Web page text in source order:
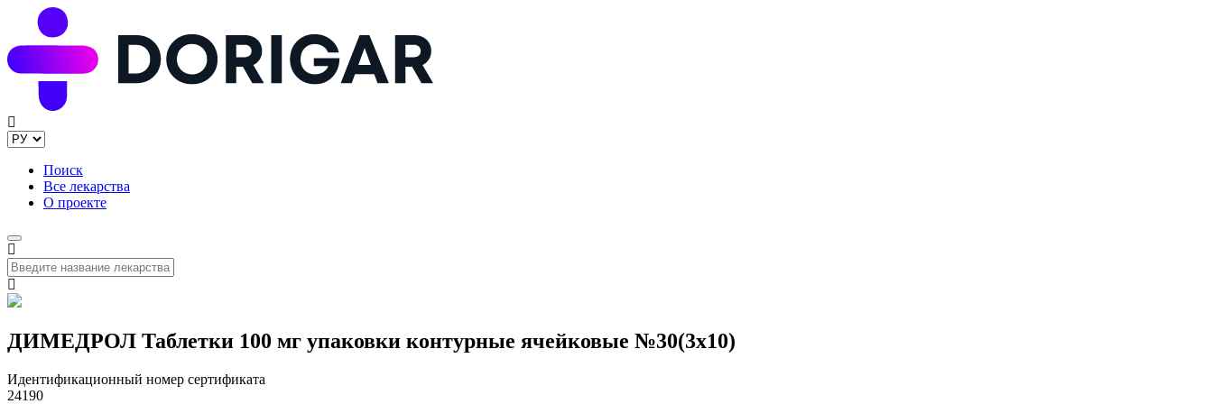
Поиск
Все лекарства
О проекте
ДИМЕДРОЛ Таблетки 100 мг упаковки контурные ячейковые №30(3x10)
Идентификационный номер сертификата
24190